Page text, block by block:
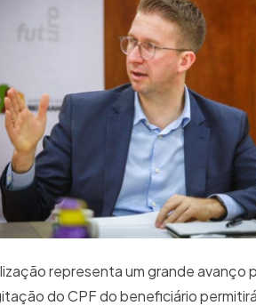
representa um grande avanço
do CPF do beneficiário